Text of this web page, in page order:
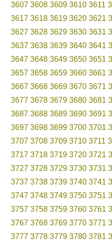
3607 3608 3609 3610 3611
3617 3618 3619 3620 3621
3627 3628 3629 3630 3631
3637 3638 3639 3640 3641
3647 3648 3649 3650 3651
3657 3658 3659 3660 3661
3667 3668 3669 3670 3671
3677 3678 3679 3680 3681
3687 3688 3689 3690 3691
3697 3698 3699 3700 3701
3707 3708 3709 3710 3711
3717 3718 3719 3720 3721
3727 3728 3729 3730 3731
3737 3738 3739 3740 3741
3747 3748 3749 3750 3751
3757 3758 3759 3760 3761
3767 3768 3769 3770 3771
3777 3778 3779 3780 3781